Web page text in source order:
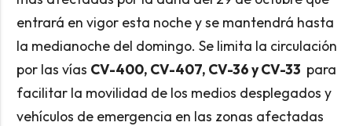
entrará en vigor esta noche y se mantendrá hasta
la medianoche del domingo. Se limita la circulación
por las vías CV-400, CV-407, CV-36 y CV-33 para
facilitar la movilidad de los medios desplegados y
vehículos de emergencia en las zonas afectadas